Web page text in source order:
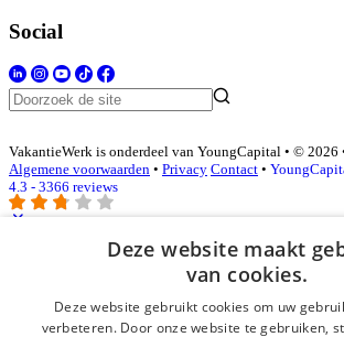
Social
VakantieWerk is onderdeel van YoungCapital • © 2026
Algemene voorwaarden • Privacy Contact •
4.3 - 3366 reviews
E-mail*
Deze website maakt
van cookies.
Deze website gebruikt cookies om uw
verbeteren. Door onze website te gebruiken,